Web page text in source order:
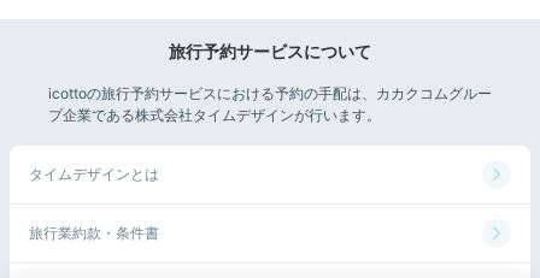
レッチをして心身共にリラックスしてくださいね。
Breakfast
08:00
和洋ビュッフェで
栄養満点の朝食
旅行予約サービスについて
icottoの旅行予約サービスにおける予約の手配は、カカクコムグルー
プ企業である株式会社タイムデザインが行います。
タイムデザインとは
旅行業約款・条件書